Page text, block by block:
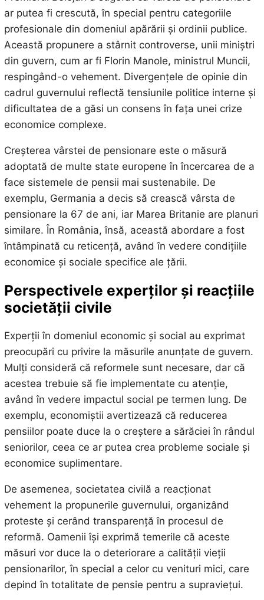
ar putea fi crescută, în special pentru categoriile
profesionale din domeniul apărării și ordinii publice.
Această propunere a stârnit controverse, unii miniștri
din guvern, cum ar fi Florin Manole, ministrul Muncii,
respingând-o vehement. Divergențele de opinie din
cadrul guvernului reflectă tensiunile politice interne și
dificultatea de a găsi un consens în fața unei crize
economice complexe.
Creșterea vârstei de pensionare este o măsură
adoptată de multe state europene în încercarea de a
face sistemele de pensii mai sustenabile. De
exemplu, Germania a decis să crească vârsta de
pensionare la 67 de ani, iar Marea Britanie are planuri
similare. În România, însă, această abordare a fost
întâmpinată cu reticență, având în vedere condițiile
economice și sociale specifice ale țării.
Perspectivele experților și reacțiile
societății civile
Experții în domeniul economic și social au exprimat
preocupări cu privire la măsurile anunțate de guvern.
Mulți consideră că reformele sunt necesare, dar că
acestea trebuie să fie implementate cu atenție,
având în vedere impactul social pe termen lung. De
exemplu, economiștii avertizează că reducerea
pensiilor poate duce la o creștere a sărăciei în rândul
seniorilor, ceea ce ar putea crea probleme sociale și
economice suplimentare.
De asemenea, societatea civilă a reacționat
vehement la propunerile guvernului, organizând
proteste și cerând transparență în procesul de
reformă. Oamenii își exprimă temerile că aceste
măsuri vor duce la o deteriorare a calității vieții
pensionarilor, în special a celor cu venituri mici, care
depind în totalitate de pensie pentru a supraviețui.